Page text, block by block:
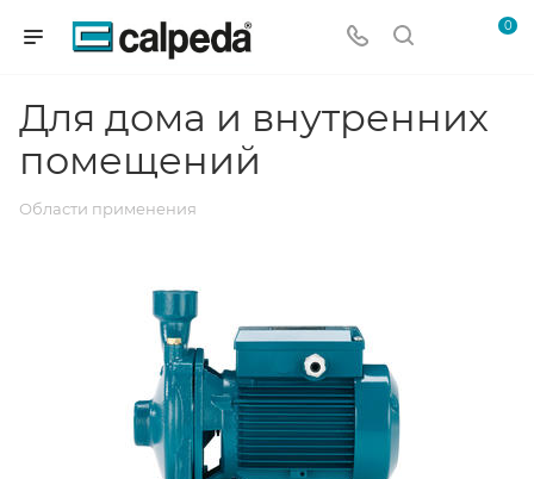
0
Для дома и внутренних
помещений
Области применения